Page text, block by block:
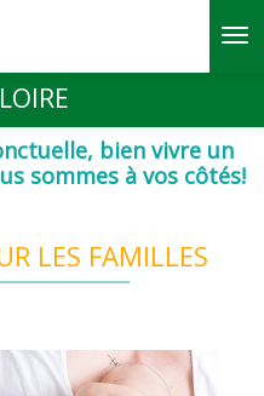
bien vivre un
sommes à vos côtés!
LES FAMILLES